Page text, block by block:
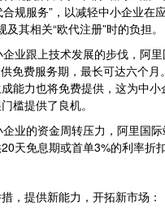
合规服务”，以减轻中小企业在
及其相关“欧代注册”时的负担。
业跟上技术发展的步伐，阿
免费服务期，最长可达六个月
能力也将免费提供，这为中
槛提供了良机。
业的资金周转压力，阿里国际
天免息期或首单3%的利率折扣
，提供新能力，开拓新市场：